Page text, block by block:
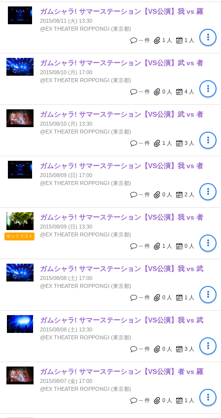
ガムシャラ! サマーステーション【VS公演】我 vs 羅
2015/08/11 (火) 13:30
@EX THEATER ROPPONGI (東京都)
-- 件
1 人 1 人
ガムシャラ! サマーステーション【VS公演】武 vs 者
2015/08/10 (月) 17:00
@EX THEATER ROPPONGI (東京都)
-- 件
0 人 4 人
ガムシャラ! サマーステーション【VS公演】武 vs 者
2015/08/10 (月) 13:30
@EX THEATER ROPPONGI (東京都)
-- 件
1 人 3 人
ガムシャラ! サマーステーション【VS公演】我 vs 者
2015/08/09 (日) 17:00
@EX THEATER ROPPONGI (東京都)
-- 件
0 人 2 人
セットリスト
ガムシャラ! サマーステーション【VS公演】我 vs 者
2015/08/09 (日) 13:30
@EX THEATER ROPPONGI (東京都)
-- 件
1 人 0 人
ガムシャラ! サマーステーション【VS公演】我 vs 武
2015/08/08 (土) 17:00
@EX THEATER ROPPONGI (東京都)
-- 件
0 人 1 人
ガムシャラ! サマーステーション【VS公演】我 vs 武
2015/08/08 (土) 13:30
@EX THEATER ROPPONGI (東京都)
-- 件
0 人 3 人
ガムシャラ! サマーステーション【VS公演】者 vs 羅
2015/08/07 (金) 17:00
@EX THEATER ROPPONGI (東京都)
-- 件
0 人 1 人